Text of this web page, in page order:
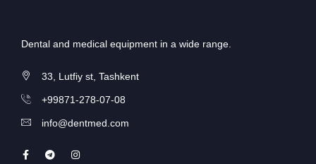
Dental and medical equipment in a wide range.
33, Lutfiy st, Tashkent
+99871-278-07-08
info@dentmed.com